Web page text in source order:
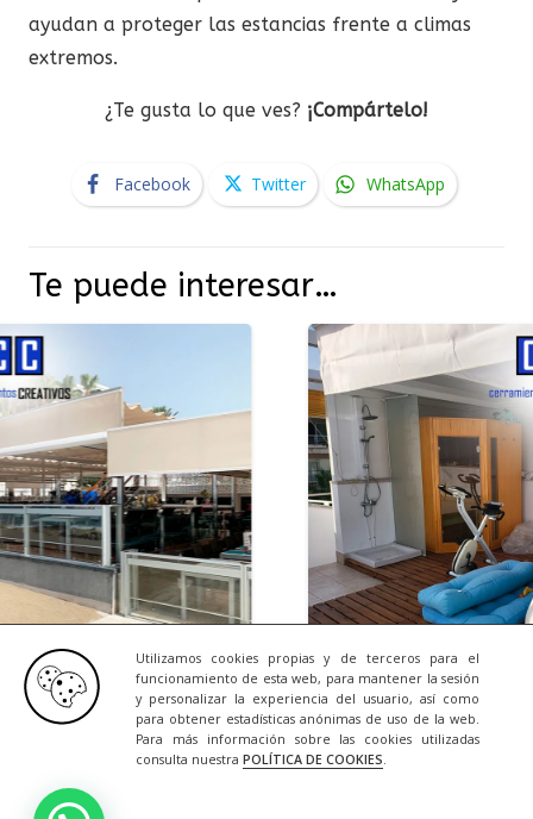
Utilizamos cookies propias y de terceros para el
funcionamiento de esta web, para mantener la sesión
y personalizar la experiencia del usuario, así como
para obtener estadísticas anónimas de uso de la web.
Para más información sobre las cookies utilizadas
consulta nuestra POLÍTICA DE COOKIES.
ayudan a proteger las estancias frente a climas
extremos.
¿Te gusta lo que ves? ¡Compártelo!
Facebook Twitter WhatsApp
Te puede interesar…
2026 NOTICIAS
Una Terraza